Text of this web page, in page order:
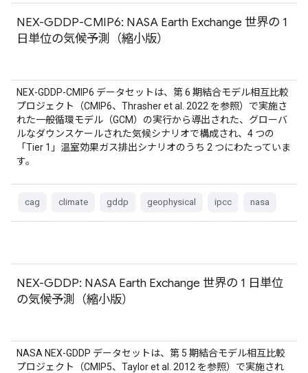
NEX-GDDP-CMIP6: NASA Earth Exchange 世界の 1
日単位の気候予測（縮小版）
NEX-GDDP-CMIP6 データセットは、第 6 期結合モデル相互比較
プロジェクト（CMIP6、Thrasher et al. 2022 を参照）で実施さ
れた一般循環モデル（GCM）の実行から導出された、グローバ
ルなダウンスケールされた気候シナリオで構成され、4 つの
「Tier 1」温室効果ガス排出シナリオのうち 2 つにわたっていま
す。
cag climate gddp geophysical ipcc nasa
NEX-GDDP: NASA Earth Exchange 世界の 1 日単位
の気候予測（縮小版）
NASA NEX-GDDP データセットは、第 5 期結合モデル相互比較
プロジェクト（CMIP5、Taylor et al. 2012 を参照）で実施され